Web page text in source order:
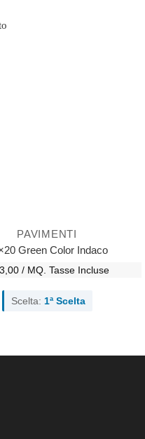
PAVIMENTI
Green Color Indaco
/ MQ. Tasse Incluse
Scelta: 1ª Scelta